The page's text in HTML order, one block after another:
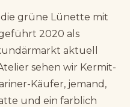
die grüne Lünette mit
2020 als
aktuell
sehen wir Kermit-
Käufer, jemand,
und ein farblich